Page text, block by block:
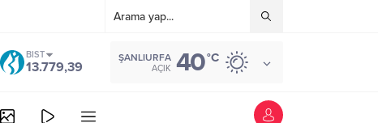
BIST
13.779,39
ŞANLIURFA
AÇIK 40°C